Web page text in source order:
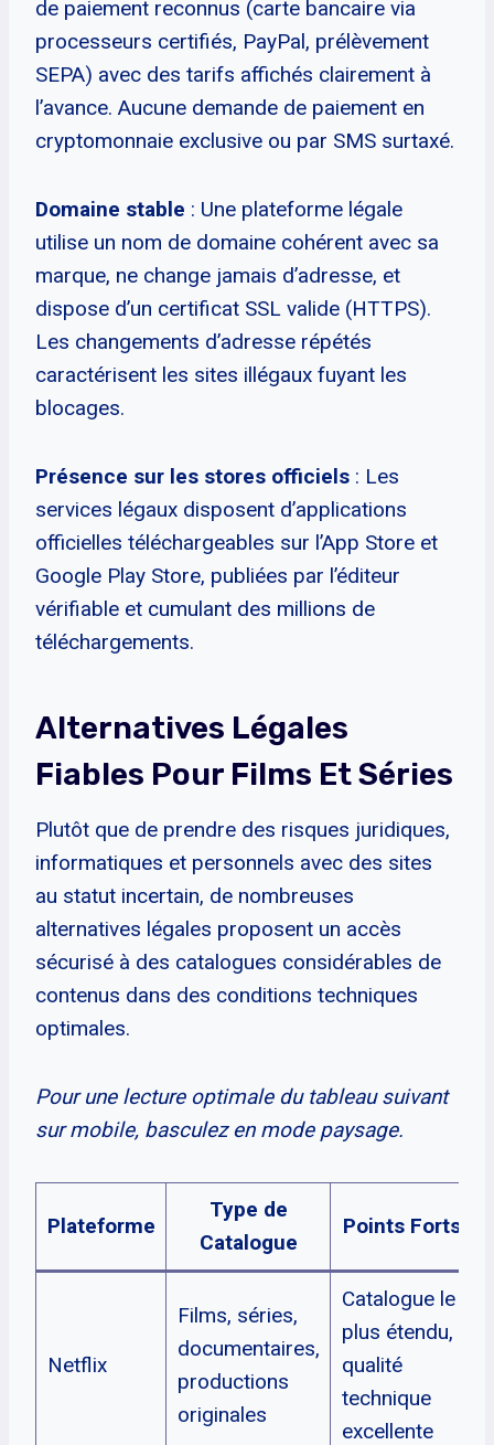
de paiement reconnus (carte bancaire via
processeurs certifiés, PayPal, prélèvement
SEPA) avec des tarifs affichés clairement à
l’avance. Aucune demande de paiement en
cryptomonnaie exclusive ou par SMS surtaxé.
Domaine stable : Une plateforme légale
utilise un nom de domaine cohérent avec sa
marque, ne change jamais d’adresse, et
dispose d’un certificat SSL valide (HTTPS).
Les changements d’adresse répétés
caractérisent les sites illégaux fuyant les
blocages.
Présence sur les stores officiels : Les
services légaux disposent d’applications
officielles téléchargeables sur l’App Store et
Google Play Store, publiées par l’éditeur
vérifiable et cumulant des millions de
téléchargements.
Alternatives Légales
Fiables Pour Films Et Séries
Plutôt que de prendre des risques juridiques,
informatiques et personnels avec des sites
au statut incertain, de nombreuses
alternatives légales proposent un accès
sécurisé à des catalogues considérables de
contenus dans des conditions techniques
optimales.
Pour une lecture optimale du tableau suivant
sur mobile, basculez en mode paysage.
Plateforme
Type de
Catalogue
Points Forts
Netflix
Films, séries,
documentaires,
productions
originales
Catalogue le
plus étendu,
qualité
technique
excellente